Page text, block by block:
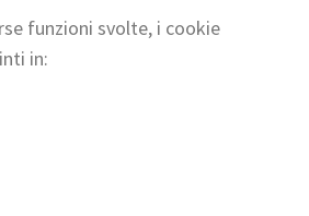
funzioni svolte, i cookie
in: